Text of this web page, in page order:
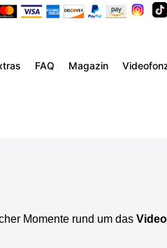
FAQ Magazin
Momente rund um das